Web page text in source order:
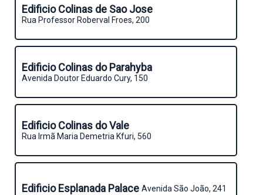
Edificio Colinas de Sao Jose
Rua Professor Roberval Froes, 200
Edificio Colinas do Parahyba
Avenida Doutor Eduardo Cury, 150
Edificio Colinas do Vale
Rua Irmã Maria Demetria Kfuri, 560
Edificio Esplanada Palace Avenida São João, 241